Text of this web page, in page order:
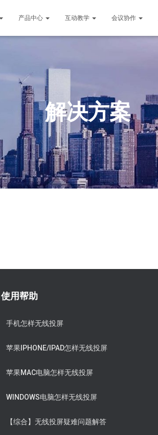
产品中心 互动教学 会议协作
解决方案
使用帮助
手机怎样无线投屏
苹果IPHONE/IPAD怎样无线投屏
苹果MAC电脑怎样无线投屏
WINDOWS电脑怎样无线投屏
【综合】无线投屏疑难问题解答